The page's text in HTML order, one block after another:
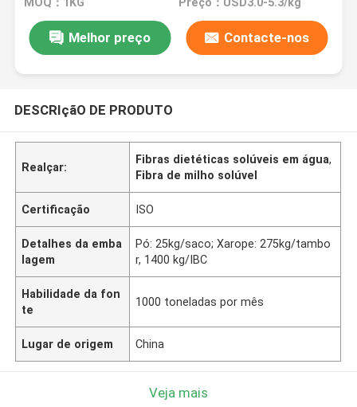
MOQ：1KG Preço：USD3.0-5.3/kg
Melhor preço Contacte-nos
DESCRIçãO DE PRODUTO
Realçar:
Fibras dietéticas solúveis em água,
Fibra de milho solúvel
Certificação ISO
Detalhes da emba
lagem
Pó: 25kg/saco; Xarope: 275kg/tambo
r, 1400 kg/IBC
Habilidade da fon
te
1000 toneladas por mês
Lugar de origem China
Veja mais